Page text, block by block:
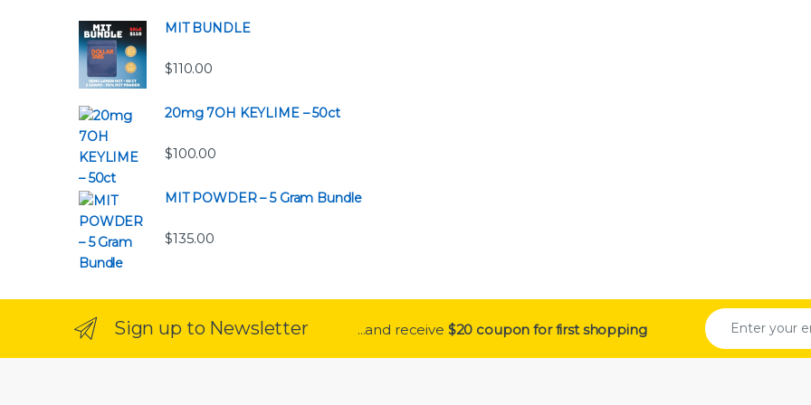
MIT BUNDLE
$110.00
20mg 7OH KEYLIME – 50ct
$100.00
MIT POWDER – 5 Gram Bundle
$135.00
Sign up to Newsletter ...and receive $20 coupon for first shopping